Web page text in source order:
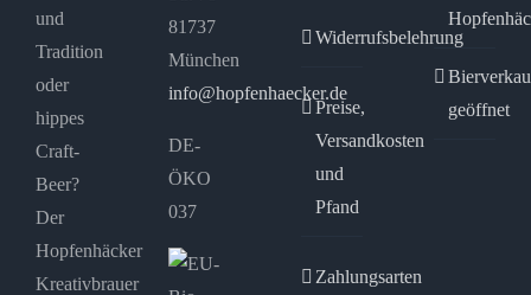
und
Tradition
oder
hippes
Craft-
Beer?
Der
Hopfenhäcker
Kreativbrauer
81737
München
info@hopfenhaecker.de
DE-
ÖKO
037
Widerrufsbelehrung
Preise,
Versandkosten
und
Pfand
Zahlungsarten
geöffnet